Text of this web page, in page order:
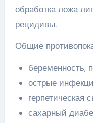
обработка ложа
рецидивы.
Общие
беременность,
острые
герпетическая
сахарный